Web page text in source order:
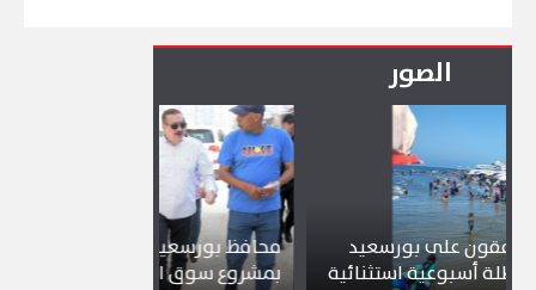
الصور
بورسعيد
استثنائية
محافظ بورسعيد يتابع سير العمل
بمشروع سوق التصنيع الجديد